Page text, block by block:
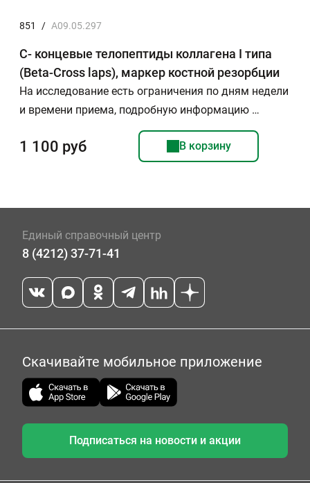
851 / A09.05.297
С- концевые телопептиды коллагена I типа
(Beta-Cross laps), маркер костной резорбции
На исследование есть ограничения по дням недели
и времени приема, подробную информацию …
1 100 руб В корзину
Единый справочный центр
8 (4212) 37-71-41
Скачивайте мобильное приложение
Подписаться на новости и акции